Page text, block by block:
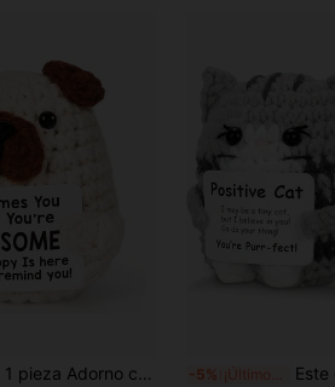
1 pieza Adorno colgante de perrito pug de lana hecho a mano, viene con una tarjeta de energía positiva, adecuado como regalo de vacaciones, regalo de cumpleaños. Este cachorro de ganchillo se puede dar como un regalo alentador o un regalo de Navidad a amigas, madres, como un regalo del Día del Padre para los padres, o como un regalo de agradecimiento del Día del Maestro, regalo de graduación, regalo de jardín de infantes, regalo del Día de San Valentín.
-5% Este diseño encantador de gato es un gato gris de ganchillo inspirador que no solo es un juguete,